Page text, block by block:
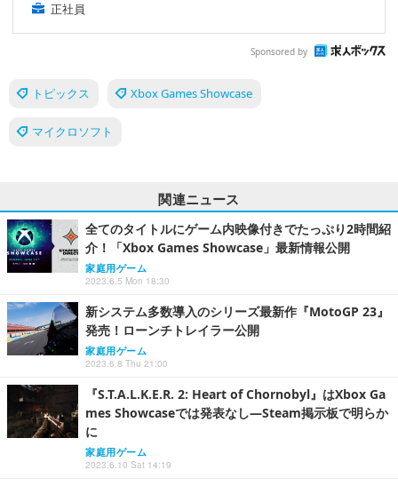
正社員
Sponsored by
トピックス Xbox Games Showcase
マイクロソフト
関連ニュース
全てのタイトルにゲーム内映像付きでたっぷり2時間紹
介！「Xbox Games Showcase」最新情報公開
家庭用ゲーム
2023.6.5 Mon 18:30
新システム多数導入のシリーズ最新作『MotoGP 23』
発売！ローンチトレイラー公開
家庭用ゲーム
2023.6.8 Thu 21:00
『S.T.A.L.K.E.R. 2: Heart of Chornobyl』はXbox Ga
mes Showcaseでは発表なし―Steam掲示板で明らか
に
家庭用ゲーム
2023.6.10 Sat 14:19